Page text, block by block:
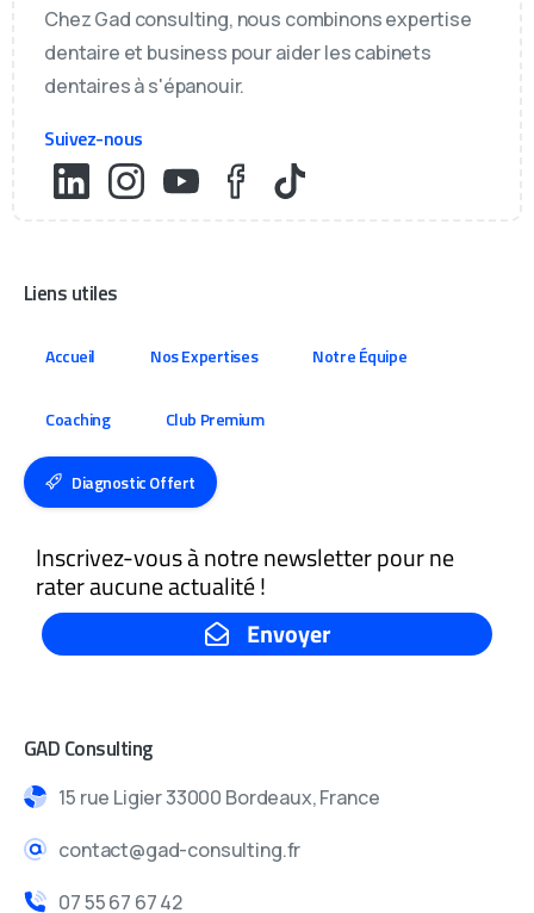
Chez Gad consulting, nous combinons expertise
dentaire et business pour aider les cabinets
dentaires à s'épanouir.
Suivez-nous
Liens utiles
Accueil Nos Expertises Notre Équipe
Coaching Club Premium
Diagnostic Offert
GAD Consulting
15 rue Ligier 33000 Bordeaux, France
contact@gad-consulting.fr
07 55 67 67 42